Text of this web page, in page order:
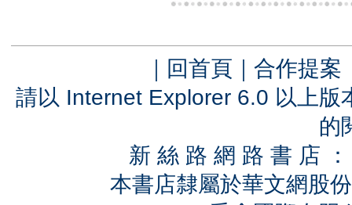
｜ 回首頁 ｜ 合作提案
請以 Internet Explorer 6.0 以上
的
新 絲 路 網 路 書 店
本書店隸屬於華文網股